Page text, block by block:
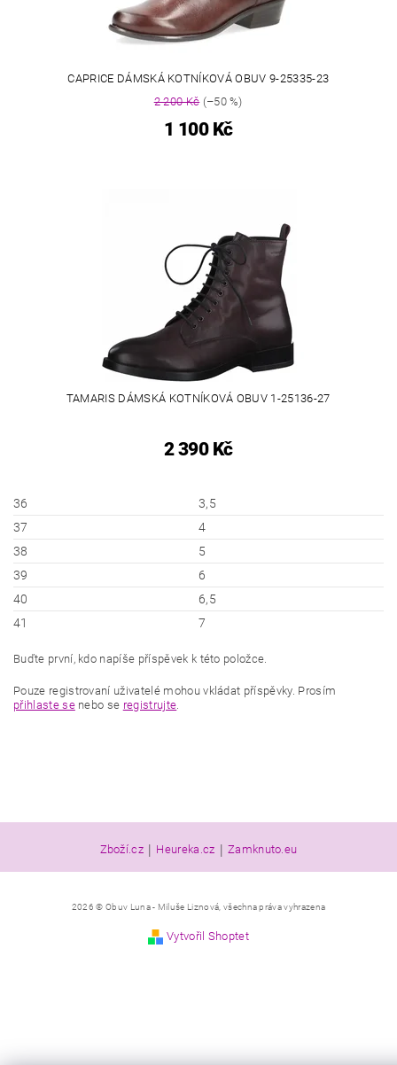
CAPRICE DÁMSKÁ KOTNÍKOVÁ OBUV 9-25335-23
2 200 Kč(–50 %)
1 100 Kč
TAMARIS DÁMSKÁ KOTNÍKOVÁ OBUV 1-25136-27
2 390 Kč
36
3,5
37
4
38
5
39
6
40
6,5
41
7
Buďte první, kdo napíše příspěvek k této položce.
Pouze registrovaní uživatelé mohou vkládat příspěvky. Prosím
přihlaste senebo se registrujte.
Zboží.cz Heureka.cz Zamknuto.eu
2026 © Obuv Luna - Miluše Liznová, všechna práva vyhrazena
Vytvořil Shoptet